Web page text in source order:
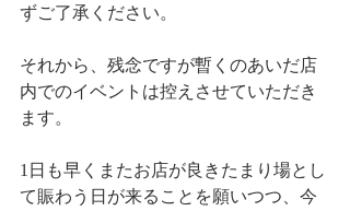
ずご了承ください。
それから、残念ですが暫くのあいだ店
内でのイベントは控えさせていただき
ます。
1日も早くまたお店が良きたまり場とし
て賑わう日が来ることを願いつつ、今